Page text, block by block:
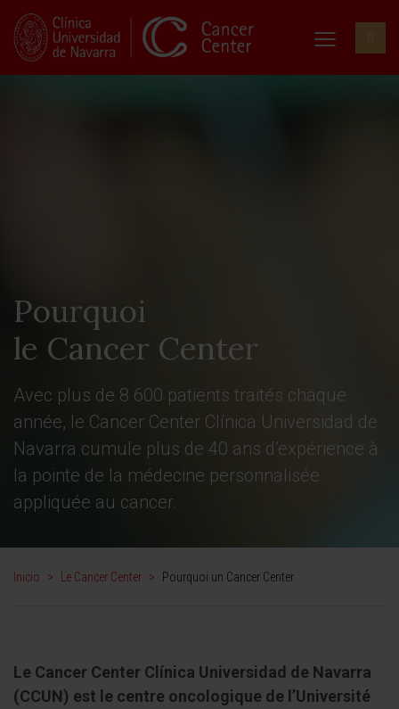
Pourquoi
le Cancer Center
Avec plus de 8 600 patients traités chaque
année, le Cancer Center Clínica Universidad de
Navarra cumule plus de 40 ans d’expérience à
la pointe de la médecine personnalisée
appliquée au cancer.
Inicio > Le Cancer Center > Pourquoi un Cancer Center
Le Cancer Center Clínica Universidad de Navarra
(CCUN) est le centre oncologique de l’Université